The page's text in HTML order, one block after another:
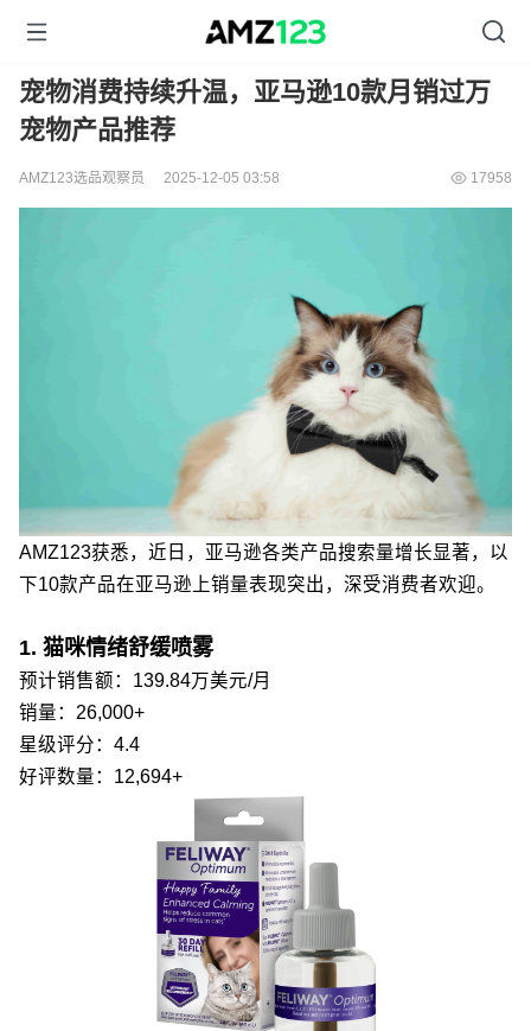
宠物消费持续升温，亚马逊10款月销过万
宠物产品推荐
AMZ123选品观察员 2025-12-05 03:58 17958
AMZ123获悉，近日，亚马逊各类产品搜索量增长显著，以
下10款产品在亚马逊上销量表现突出，深受消费者欢迎。
1. 猫咪情绪舒缓喷雾
预计销售额：139.84万美元/月
销量：26,000+
星级评分：4.4
好评数量：12,694+